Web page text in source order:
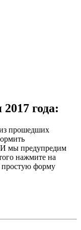
года:
прошедших
И мы предупредим
нажмите на
простую форму